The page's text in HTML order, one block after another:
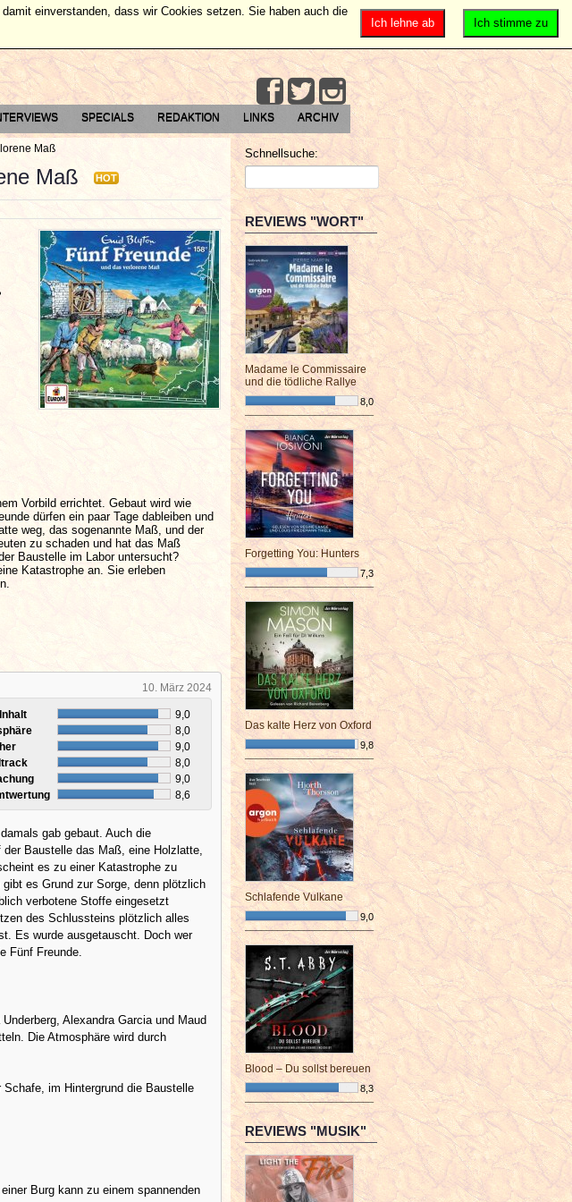
SPECIALS REDAKTION LINKS ARCHIV
Maß
Maß HOT
Vorbild errichtet. Gebaut wird wie
dürfen ein paar Tage dableiben und
weg, das sogenannte Maß, und der
zu schaden und hat das Maß
Baustelle im Labor untersucht?
Katastrophe an. Sie erleben
10. März 2024
9,0
8,0
9,0
8,0
9,0
8,6
gab gebaut. Auch die
Baustelle das Maß, eine Holzlatte,
es zu einer Katastrophe zu
es Grund zur Sorge, denn plötzlich
verbotene Stoffe eingesetzt
des Schlussteins plötzlich alles
Es wurde ausgetauscht. Doch wer
Fünf Freunde.
Alexandra Garcia und Maud
Die Atmosphäre wird durch
im Hintergrund die Baustelle
Burg kann zu einem spannenden
Schnellsuche:
REVIEWS "WORT"
Madame le Commissaire
und die tödliche Rallye
8,0
¯¯¯¯¯¯¯¯¯¯¯¯¯¯¯¯¯¯¯¯¯¯¯¯
Forgetting You: Hunters
7,3
¯¯¯¯¯¯¯¯¯¯¯¯¯¯¯¯¯¯¯¯¯¯¯¯
Das kalte Herz von Oxford
9,8
¯¯¯¯¯¯¯¯¯¯¯¯¯¯¯¯¯¯¯¯¯¯¯¯
Schlafende Vulkane
9,0
¯¯¯¯¯¯¯¯¯¯¯¯¯¯¯¯¯¯¯¯¯¯¯¯
Blood – Du sollst bereuen
8,3
¯¯¯¯¯¯¯¯¯¯¯¯¯¯¯¯¯¯¯¯¯¯¯¯
REVIEWS "MUSIK"
Ich stimme zu
Ich lehne ab
einverstanden, dass wir Cookies setzen. Sie haben auch die